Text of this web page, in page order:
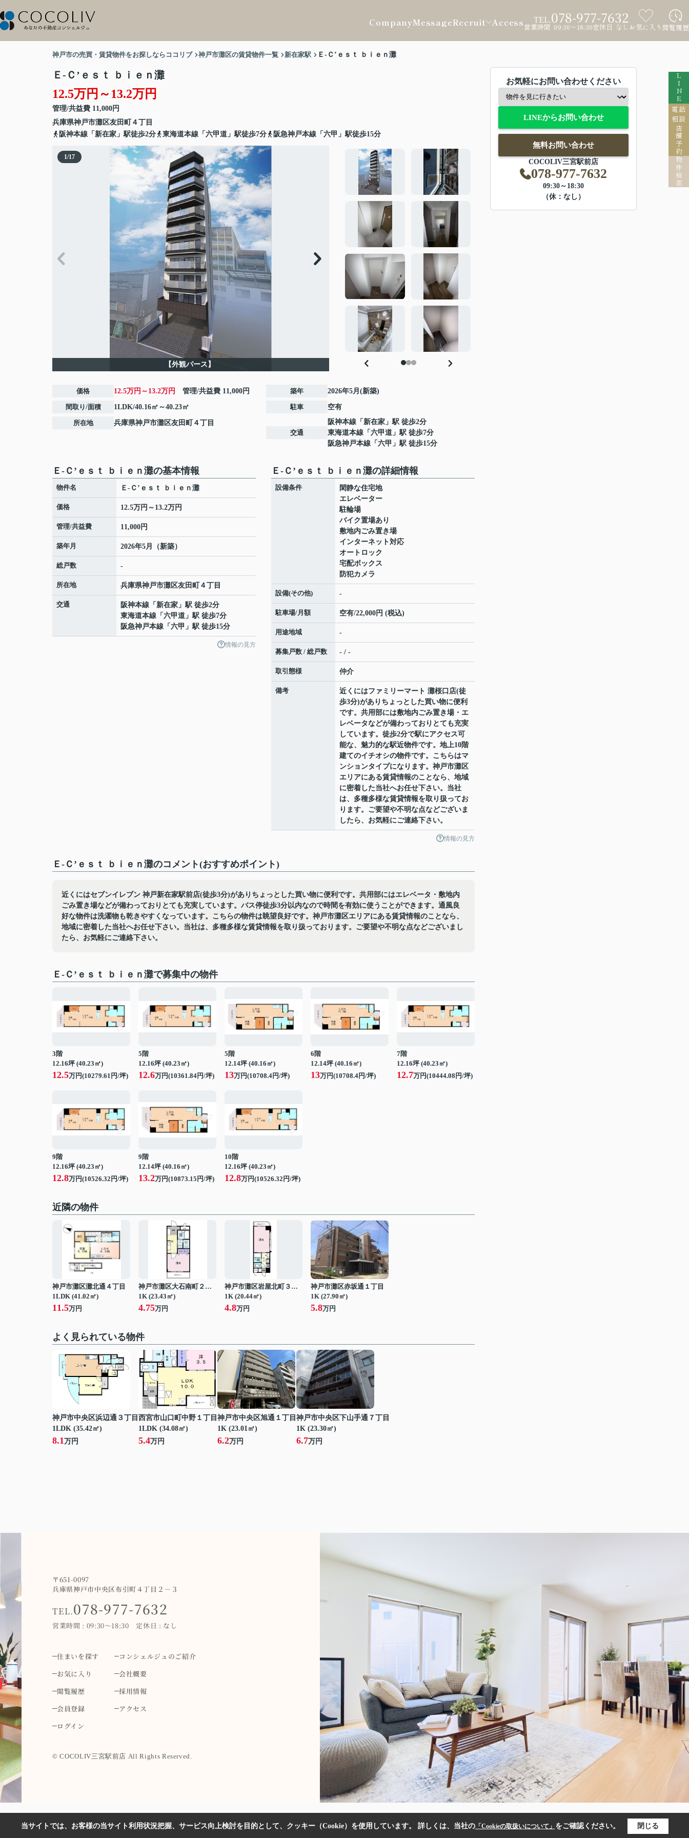
CompanyMessageRecruit Access TEL.078-977-7632
営業時間 09:30～18:30定休日 なし お気に入り 閲覧履歴
LINE
電話
相談
店舗予約
物件検索
神戸市の売買・賃貸物件をお探しならココリブ 神戸市灘区の賃貸物件一覧 新在家駅 Ｅ-Ｃ’ｅｓｔ ｂｉｅｎ灘
Ｅ-Ｃ’ｅｓｔ ｂｉｅｎ灘
12.5万円～13.2万円
管理/共益費 11,000円
兵庫県神戸市灘区友田町
４丁目
阪神本線「新在家」駅徒歩2分
東海道本線「六甲道」駅徒歩7分 阪急神戸本線「六甲」駅徒歩15分
1/17
【外観パース】
価格 12.5万円～13.2万円 管理/共益費 11,000円
間取り/面積 1LDK/40.16㎡～40.23㎡
所在地 兵庫県神戸市灘区友田町 ４丁目
築年 2026年5月(新築)
駐車 空有
交通
阪神本線 「 新在家 」駅 徒歩2分
東海道本線 「 六甲道 」駅 徒歩7分
阪急神戸本線 「 六甲 」駅 徒歩15分
Ｅ-Ｃ’ｅｓｔ ｂｉｅｎ灘の基本情報
物件名 Ｅ-Ｃ’ｅｓｔ ｂｉｅｎ灘
価格 12.5万円～13.2万円
管理/共益費 11,000円
築年月 2026年5月（新築）
総戸数 -
所在地 兵庫県神戸市灘区友田町 ４丁目
交通 阪神本線 「 新在家 」駅 徒歩2分
東海道本線 「 六甲道 」駅 徒歩7分
阪急神戸本線 「 六甲 」駅 徒歩15分
情報の見方
Ｅ-Ｃ’ｅｓｔ ｂｉｅｎ灘の詳細情報
設備条件
閑静な住宅地
エレベーター
駐輪場
バイク置場あり
敷地内ごみ置き場
インターネット対応
オートロック
宅配ボックス
防犯カメラ
設備(その他) -
駐車場/月額 空有/22,000円 (税込)
用途地域 -
募集戸数 / 総戸数 - / -
取引態様 仲介
備考
近くにはファミリーマート 灘桜口店(徒
歩3分)がありちょっとした買い物に便利
です。共用部には敷地内ごみ置き場・エ
レベータなどが備わっておりとても充実
しています。徒歩2分で駅にアクセス可
能な、魅力的な駅近物件です。地上10階
建てのイチオシの物件です。こちらはマ
ンションタイプになります。神戸市灘区
エリアにある賃貸情報のことなら、地域
に密着した当社へお任せ下さい。当社
は、多種多様な賃貸情報を取り扱ってお
ります。ご要望や不明な点などございま
したら、お気軽にご連絡下さい。
情報の見方
Ｅ-Ｃ’ｅｓｔ ｂｉｅｎ灘のコメント(おすすめポイント)
近くにはセブンイレブン 神戸新在家駅前店(徒歩3分)がありちょっとした買い物に便利です。共用部にはエレベータ・敷地内
ごみ置き場などが備わっておりとても充実しています。バス停徒歩3分以内なので時間を有効に使うことができます。通風良
好な物件は洗濯物も乾きやすくなっています。こちらの物件は眺望良好です。神戸市灘区エリアにある賃貸情報のことなら、
地域に密着した当社へお任せ下さい。当社は、多種多様な賃貸情報を取り扱っております。ご要望や不明な点などございまし
たら、お気軽にご連絡下さい。
Ｅ-Ｃ’ｅｓｔ ｂｉｅｎ灘で募集中の物件
3階
12.16坪 (40.23㎡)
12.5万円(10279.61円/坪)
5階
12.16坪 (40.23㎡)
12.6万円(10361.84円/坪)
5階
12.14坪 (40.16㎡)
13万円(10708.4円/坪)
6階
12.14坪 (40.16㎡)
13万円(10708.4円/坪)
7階
12.16坪 (40.23㎡)
12.7万円(10444.08円/坪)
9階
12.16坪 (40.23㎡)
12.8万円(10526.32円/坪)
9階
12.14坪 (40.16㎡)
13.2万円(10873.15円/坪)
10階
12.16坪 (40.23㎡)
12.8万円(10526.32円/坪)
近隣の物件
神戸市灘区灘北通４丁目
1LDK (41.02㎡)
11.5万円
神戸市灘区大石南町２丁目
1K (23.43㎡)
4.75万円
神戸市灘区岩屋北町３丁目
1K (20.44㎡)
4.8万円
神戸市灘区赤坂通１丁目
1K (27.90㎡)
5.8万円
よく見られている物件
神戸市中央区浜辺通３丁目
1LDK (35.42㎡)
8.1万円
西宮市山口町中野１丁目
1LDK (34.08㎡)
5.4万円
神戸市中央区旭通１丁目
1K (23.01㎡)
6.2万円
神戸市中央区下山手通７丁目
1K (23.30㎡)
6.7万円
お気軽にお問い合わせください
LINEからお問い合わせ
無料お問い合わせ
COCOLIV三宮駅前店
078-977-7632
09:30～18:30
（休：なし）
〒651-0097
兵庫県神戸市中央区布引町４丁目２－３
TEL.078-977-7632
営業時間 : 09:30～18:30 定休日 : なし
住まいを探す
コンシェルジュのご紹介
お気に入り
会社概要
閲覧履歴
採用情報
会員登録
アクセス
ログイン
© COCOLIV三宮駅前店 All Rights Reserved.
当サイトでは、お客様の当サイト利用状況把握、サービス向上検討を目的として、クッキー（Cookie）を使用しています。 詳しくは、当社の「Cookieの取扱いについて」 をご確認ください。 閉じる